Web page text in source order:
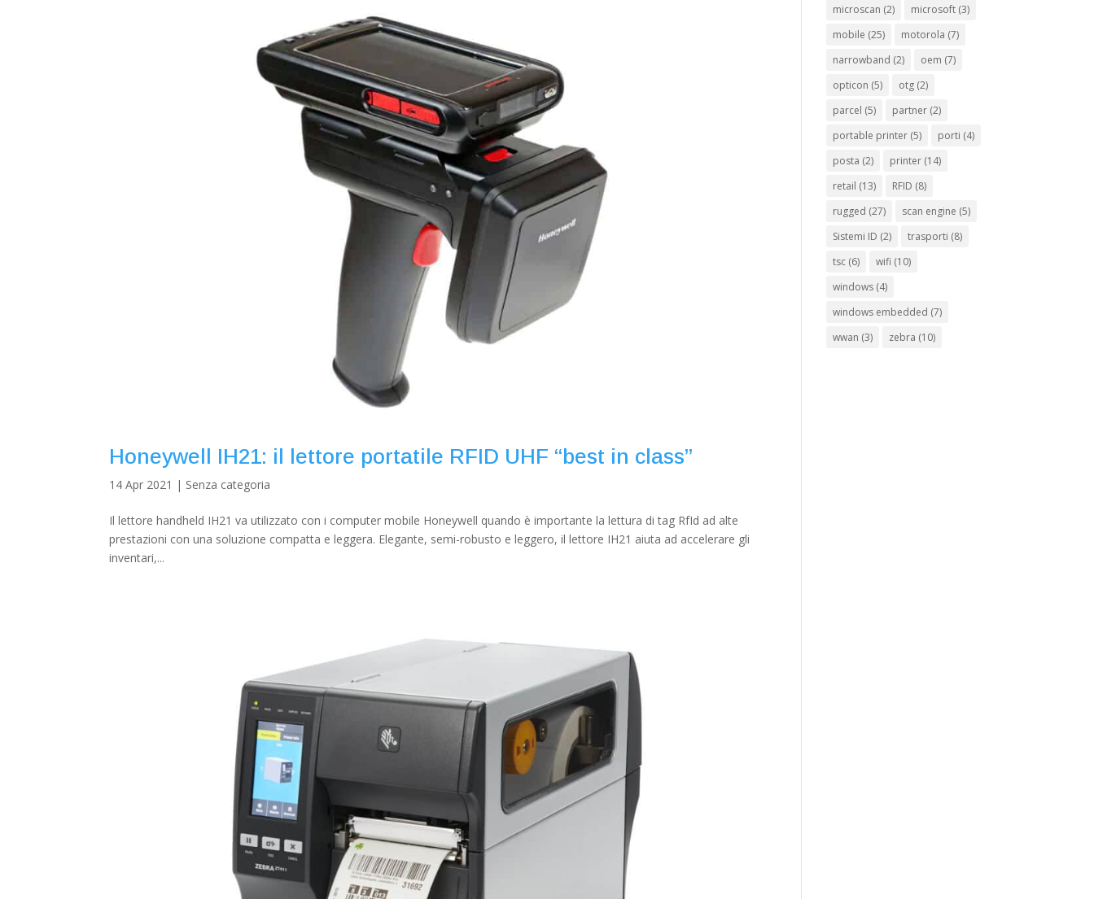
Honeywell IH21: il lettore portatile RFID UHF “best in class”
14 Apr 2021 | Senza categoria
Il lettore handheld IH21 va utilizzato con i computer mobile Honeywell quando è importante la lettura di tag RfId ad alte
prestazioni con una soluzione compatta e leggera. Elegante, semi-robusto e leggero, il lettore IH21 aiuta ad accelerare gli
inventari,...
microscan (2) microsoft (3)
mobile (25) motorola (7)
narrowband (2) oem (7)
opticon (5) otg (2)
parcel (5) partner (2)
portable printer (5) porti (4)
posta (2) printer (14)
retail (13) RFID (8)
rugged (27) scan engine (5)
Sistemi ID (2) trasporti (8)
tsc (6) wifi (10)
windows (4)
windows embedded (7)
wwan (3) zebra (10)